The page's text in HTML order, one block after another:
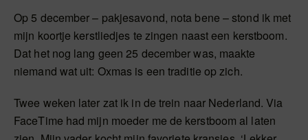
Op 5 december – pakjesavond, nota bene – stond ik met
mijn koortje kerstliedjes te zingen naast een kerstboom.
Dat het nog lang geen 25 december was, maakte
niemand wat uit: Oxmas is een traditie op zich.
Twee weken later zat ik in de trein naar Nederland. Via
FaceTime had mijn moeder me de kerstboom al laten